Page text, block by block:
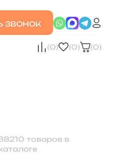
ЗВОНОК
(0) (0) (0)
товаров в